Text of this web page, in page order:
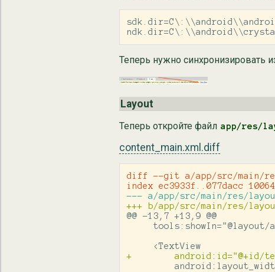
Теперь нужно синхронизировать
Layout
Теперь откройте файл app/res/
content_main.xml.diff
diff --git a/app/src/main/
@@ -13,7 +13,9 @@